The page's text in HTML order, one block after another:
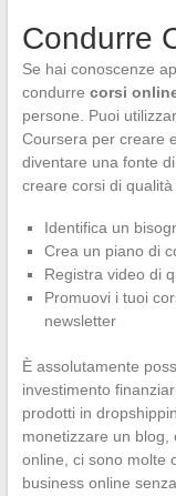
Condurre
Se hai conoscenze
condurre corsi
persone. Puoi
Coursera per creare
diventare una fonte
creare corsi di
Identifica un
Crea un piano di
Registra video di
Promuovi i tuoi
newsletter
È assolutamente
investimento
prodotti in
monetizzare un
online, ci sono molte
business online